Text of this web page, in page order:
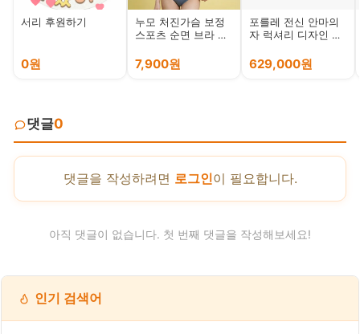
서리 후원하기
0원
누모 처진가슴 보정
스포츠 순면 브라 아
렛
7,900원
포를레 전신 안마의
자 럭셔리 디자인 모
안락 무중력 안마기
629,000원
댓글0
댓글을 작성하려면 로그인이 필요합니다.
아직 댓글이 없습니다. 첫 번째 댓글을 작성해보세요!
인기 검색어